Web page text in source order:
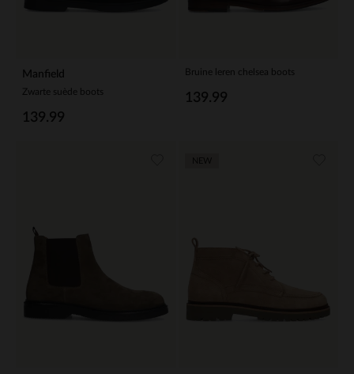
Manfield
Zwarte suède boots
139.99
Bruine leren chelsea boots
139.99